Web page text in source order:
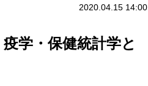
2020.04.15 14:00
疫学・保健統計学と